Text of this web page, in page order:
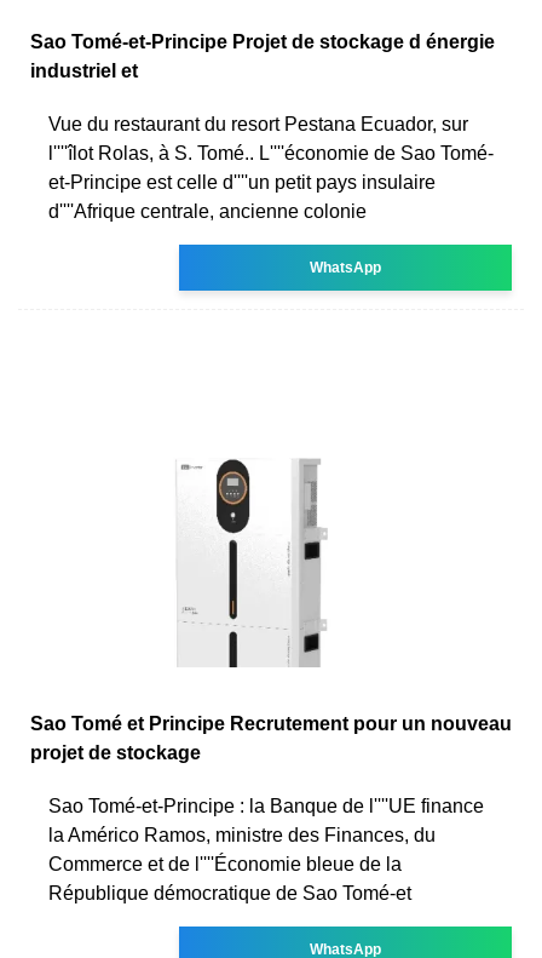
Sao Tomé-et-Principe Projet de stockage d énergie
industriel et
Vue du restaurant du resort Pestana Ecuador, sur
l''''îlot Rolas, à S. Tomé.. L''''économie de Sao Tomé-
et-Principe est celle d''''un petit pays insulaire
d''''Afrique centrale, ancienne colonie
WhatsApp
Sao Tomé et Principe Recrutement pour un nouveau
projet de stockage
Sao Tomé-et-Principe : la Banque de l''''UE finance
la Américo Ramos, ministre des Finances, du
Commerce et de l''''Économie bleue de la
République démocratique de Sao Tomé-et
WhatsApp